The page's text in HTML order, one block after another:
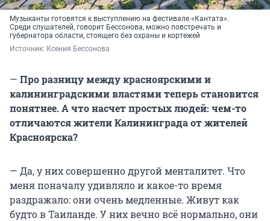
Музыканты готовятся к выступлению на фестивале «Кантата».
Среди слушателей, говорит Бессонова, можно повстречать и
губернатора области, стоящего без охраны и кортежей
Источник: Ксения Бессонова
— Про разницу между красноярскими и
калининградскими властями теперь становится
понятнее. А что насчет простых людей: чем-то
отличаются жители Калининграда от жителей
Красноярска?
— Да, у них совершенно другой менталитет. Что
меня поначалу удивляло и какое-то время
раздражало: они очень медленные. Живут как
будто в Таиланде. У них вечно всё нормально, они